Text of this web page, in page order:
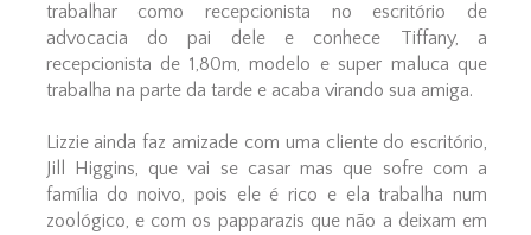
trabalhar como recepcionista no escritório de
advocacia do pai dele e conhece Tiffany, a
recepcionista de 1,80m, modelo e super maluca que
trabalha na parte da tarde e acaba virando sua amiga.
Lizzie ainda faz amizade com uma cliente do escritório,
Jill Higgins, que vai se casar mas que sofre com a
família do noivo, pois ele é rico e ela trabalha num
zoológico, e com os papparazis que não a deixam em